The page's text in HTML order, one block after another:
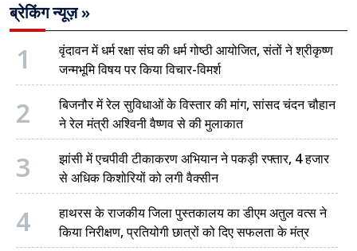
ब्रेकिंग न्यूज़ »
1
वृंदावन में धर्म रक्षा संघ की धर्म गोष्ठी आयोजित, संतों ने श्रीकृष्ण
जन्मभूमि विषय पर किया विचार-विमर्श
2
बिजनौर में रेल सुविधाओं के विस्तार की मांग, सांसद चंदन चौहान
ने रेल मंत्री अश्विनी वैष्णव से की मुलाकात
3
झांसी में एचपीवी टीकाकरण अभियान ने पकड़ी रफ्तार, 4 हजार
से अधिक किशोरियों को लगी वैक्सीन
4
हाथरस के राजकीय जिला पुस्तकालय का डीएम अतुल वत्स ने
किया निरीक्षण, प्रतियोगी छात्रों को दिए सफलता के मंत्र